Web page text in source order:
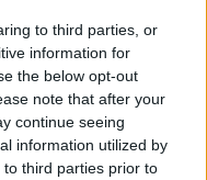
to third parties, or
information for
the below opt-out
note that after your
continue seeing
information utilized by
third parties prior to
D. Sachs
dolgozott.